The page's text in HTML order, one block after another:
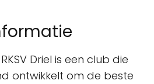
Driel is een club die
ontwikkelt om de beste